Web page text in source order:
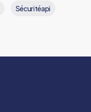
Sécuritéapi